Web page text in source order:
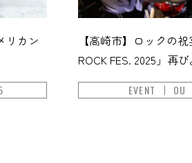
リカン
【高崎市】ロックの祝
ROCK FES. 2025」再び
EVENT OU